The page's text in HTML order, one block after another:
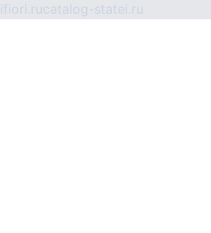
ifiori.rucatalog-statei.ru